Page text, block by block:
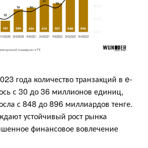
года количество транзакций в e-
с 30 до 36 миллионов единиц,
с 848 до 896 миллиардов тенге.
устойчивый рост рынка
финансовое вовлечение